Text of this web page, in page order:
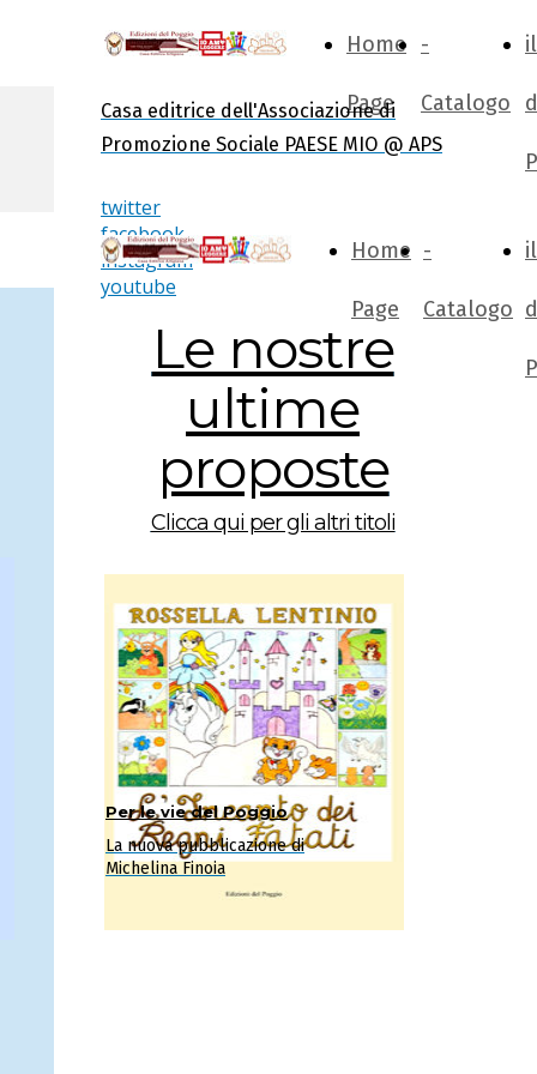
Home
Page
-
Catalogo
Casa editrice dell'Associazione di
Promozione Sociale PAESE MIO @ APS
twitter
facebook
instagram
youtube
Home
Page
-
Catalogo
Le nostre
ultime
proposte
Clicca qui per gli altri titoli
Per le vie del Poggio
La nuova pubblicazione di
Michelina Finoia